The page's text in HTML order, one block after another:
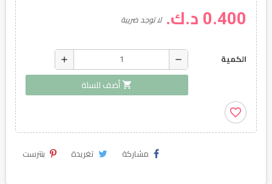
0.400 د.ك. لا توجد ضريبة
الكمية remove
add
shopping_cart أضف للسلة
favorite_border
مشاركة تغريدة بنترست